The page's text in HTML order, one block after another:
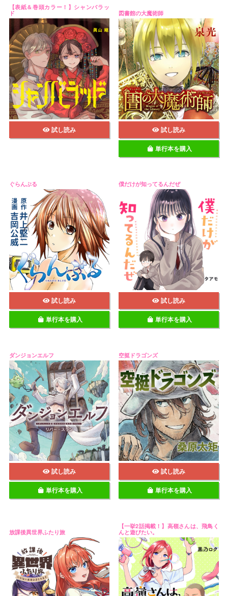
【表紙＆巻頭カラー！】シャンバラッ
ド
試し読み
図書館の大魔術師
試し読み
単行本を購入
ぐらんぶる
試し読み
単行本を購入
僕だけが知ってるんだぜ
試し読み
単行本を購入
ダンジョンエルフ
試し読み
単行本を購入
空挺ドラゴンズ
試し読み
単行本を購入
放課後異世界ふたり旅
【一挙2話掲載！】高嶺さんは、飛鳥く
んと遊びたい。